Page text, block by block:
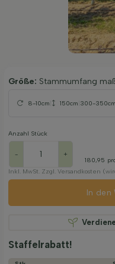
Größe: Stammumfang
8-10cm 150cm 300-350cm
Anzahl Stück
- +
180,95
Inkl. MwSt. Zzgl. Versandkosten
In den
Staffelrabatt!